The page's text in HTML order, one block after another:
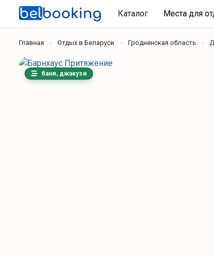
Каталог Места для
Главная Отдых в Беларуси Гродненская область
баня, джакузи